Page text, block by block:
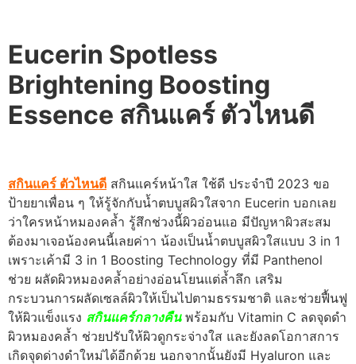
Eucerin Spotless
Brightening Boosting
Essence สกินแคร์ ตัวไหนดี
สกินแคร์ ตัวไหนดี สกินแคร์หน้าใส ใช้ดี ประจำปี 2023 ขอ
ป้ายยาเพื่อน ๆ ให้รู้จักกับน้ำตบบูสผิวใสจาก Eucerin บอกเลย
ว่าใครหน้าหมองคล้ำ รู้สึกช่วงนี้ผิวอ่อนแอ มีปัญหาผิวสะสม
ต้องมาเจอน้องคนนี้เลยค่าา น้องเป็นน้ำตบบูสผิวใสแบบ 3 in 1
เพราะเค้ามี 3 in 1 Boosting Technology ที่มี Panthenol
ช่วย ผลัดผิวหมองคล้ำอย่างอ่อนโยนแต่ล้ำลึก เสริม
กระบวนการผลัดเซลล์ผิวให้เป็นไปตามธรรมชาติ และช่วยฟื้นฟู
ให้ผิวแข็งแรง สกินแคร์กลางคืนพร้อมกับ Vitamin C ลดจุดดำ
ผิวหมองคล้ำ ช่วยปรับให้ผิวดูกระจ่างใส และยังลดโอกาสการ
เกิดจุดด่างดำใหม่ได้อีกด้วย นอกจากนั้นยังมี Hyaluron และ